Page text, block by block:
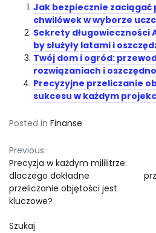
Jak bezpiecznie zaciągać
chwilówek w wyborze
Sekrety długowieczności
by służyły latami i
Twój dom i ogród:
rozwiązaniach i
Precyzyjne przeliczanie
sukcesu w każdym
Posted in Finanse
Nawigacja
wpisu
Previous:
Precyzja w każdym mililitrze:
dlaczego dokładne
przeliczanie objętości jest
kluczowe?
Szukaj